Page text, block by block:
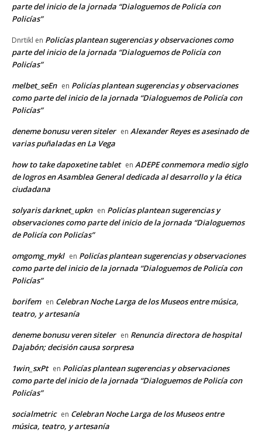
parte del inicio de la jornada “Dialoguemos de Policía con
Policías”
Dnrtikl en Policías plantean sugerencias y observaciones como
parte del inicio de la jornada “Dialoguemos de Policía con
Policías”
melbet_seEn en Policías plantean sugerencias y observaciones
como parte del inicio de la jornada “Dialoguemos de Policía con
Policías”
deneme bonusu veren siteler en Alexander Reyes es asesinado de
varias puñaladas en La Vega
how to take dapoxetine tablet en ADEPE conmemora medio siglo
de logros en Asamblea General dedicada al desarrollo y la ética
ciudadana
solyaris darknet_upkn en Policías plantean sugerencias y
observaciones como parte del inicio de la jornada “Dialoguemos
de Policía con Policías”
omgomg_mykl en Policías plantean sugerencias y observaciones
como parte del inicio de la jornada “Dialoguemos de Policía con
Policías”
borifem en Celebran Noche Larga de los Museos entre música,
teatro, y artesanía
deneme bonusu veren siteler en Renuncia directora de hospital
Dajabón; decisión causa sorpresa
1win_sxPt en Policías plantean sugerencias y observaciones
como parte del inicio de la jornada “Dialoguemos de Policía con
Policías”
socialmetric en Celebran Noche Larga de los Museos entre
música, teatro, y artesanía